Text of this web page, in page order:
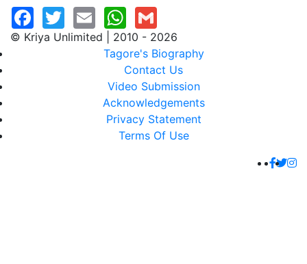
© Kriya Unlimited | 2010 - 2026
Tagore's Biography
Contact Us
Video Submission
Acknowledgements
Privacy Statement
Terms Of Use